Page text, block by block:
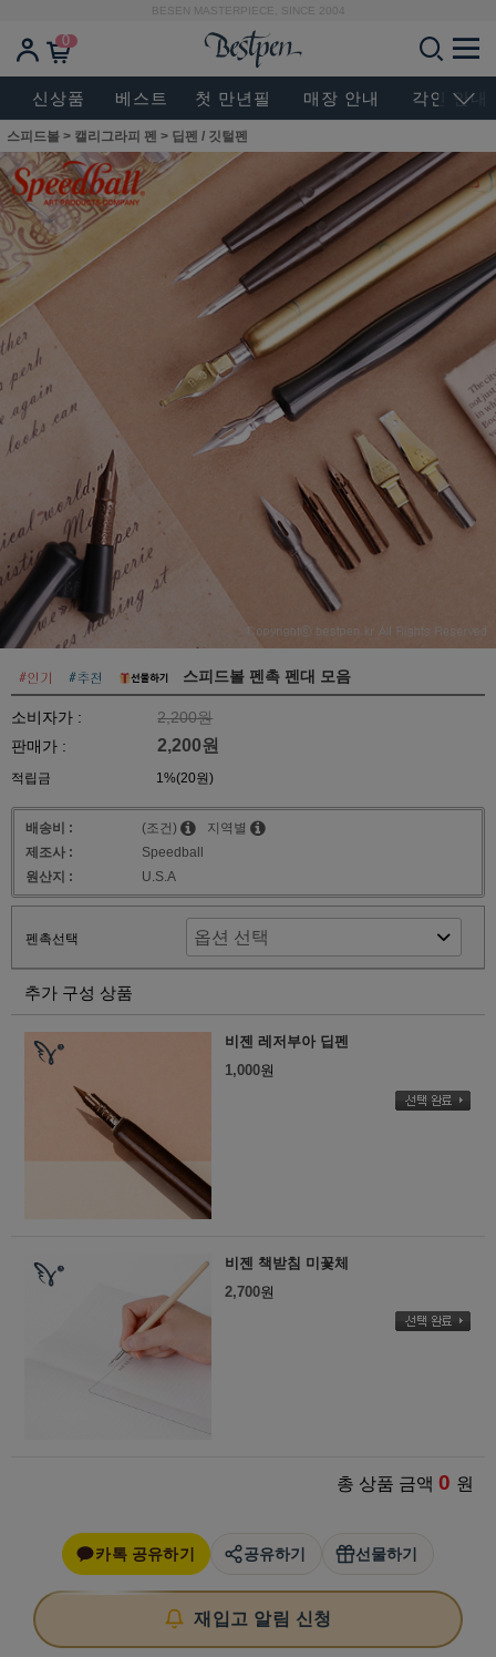
BESEN MASTERPIECE, SINCE 2004
0
신상품 베스트 첫 만년필 매장 안내 각인 안내
스피드볼 > 캘리그라피 펜 > 딥펜 / 깃털펜
스피드볼 펜촉 펜대 모음
소비자가 :
2,200원
판매가 :
2,200원
적립금 1%(20원)
배송비 : (조건)
지역별
제조사 :
Speedball
원산지 :
U.S.A
펜촉선택
추가 구성 상품
비젠 레저부아 딥펜
1,000원
비젠 책받침 미꽃체
2,700원
총 상품 금액 0 원
카톡 공유하기 공유하기 선물하기
재입고 알림 신청